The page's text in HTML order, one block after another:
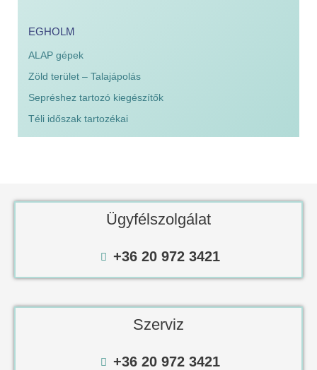
EGHOLM
ALAP gépek
Zöld terület – Talajápolás
Sepréshez tartozó kiegészítők
Téli időszak tartozékai
Ügyfélszolgálat
+36 20 972 3421
Szerviz
+36 20 972 3421